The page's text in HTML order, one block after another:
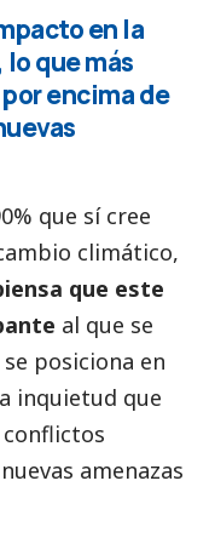
en la
que más
encima de
que sí cree
climático,
que este
al que se
posiciona en
inquietud que
amenazas